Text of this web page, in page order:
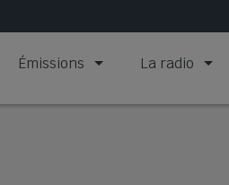
Émissions La radio